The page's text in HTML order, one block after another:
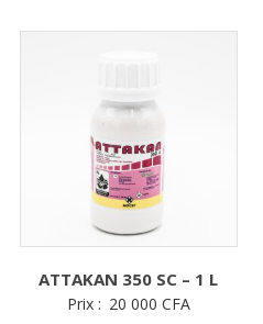
ATTAKAN 350 SC – 1 L
Prix : 20 000 CFA